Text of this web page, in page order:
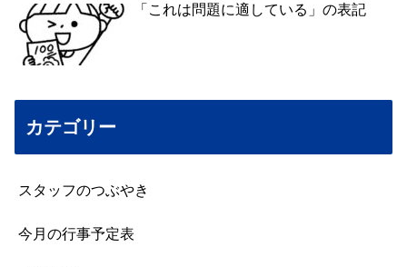
「これは問題に適している」の表記
カテゴリー
スタッフのつぶやき
今月の行事予定表